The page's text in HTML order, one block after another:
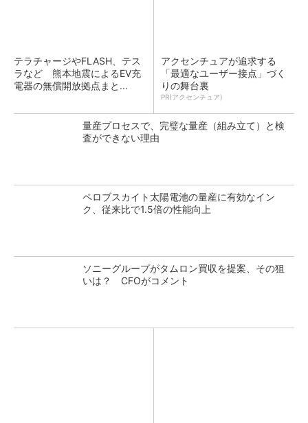
テラチャージやFLASH、テス
ラなど 熊本地震によるEV充
電器の無償開放拠点まと...
アクセンチュアが追求する
「最適なユーザー接点」づく
りの舞台裏
PR(アクセンチュア)
量産プロセスで、完璧な量産（組み立て）と検
査ができない理由
ペロブスカイト太陽電池の量産に有効なイン
ク、従来比で1.5倍の性能向上
ソニーグループがタムロン買収を提案、その狙
いは？ CFOがコメント